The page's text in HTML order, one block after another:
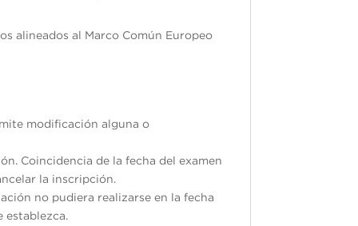
alineados al Marco Común Europeo
modificación alguna o
Coincidencia de la fecha del examen
la inscripción.
no pudiera realizarse en la fecha